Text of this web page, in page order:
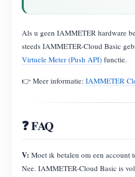
Als u geen IAMMETER hardware
steeds IAMMETER-Cloud Basic
Virtuele Meter (Push API) functie.
👉 Meer informatie: IAMMETER
❓ FAQ
V: Moet ik betalen om een account
Nee. IAMMETER-Cloud Basic is